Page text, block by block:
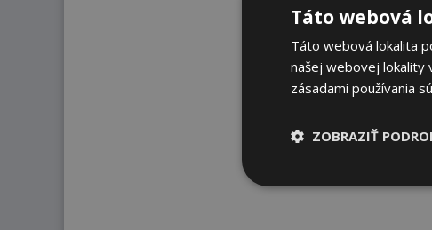
Táto webová
Táto webová lokalita
našej webovej lokality
zásadami používania
ZOBRAZIŤ